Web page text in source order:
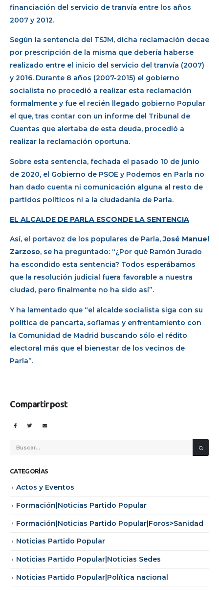
financiación del servicio de tranvía entre los años
2007 y 2012.
Según la sentencia del TSJM, dicha reclamación decae
por prescripción de la misma que debería haberse
realizado entre el inicio del servicio del tranvía (2007)
y 2016. Durante 8 años (2007-2015) el gobierno
socialista no procedió a realizar esta reclamación
formalmente y fue el recién llegado gobierno Popular
el que, tras contar con un informe del Tribunal de
Cuentas que alertaba de esta deuda, procedió a
realizar la reclamación oportuna.
Sobre esta sentencia, fechada el pasado 10 de junio
de 2020, el Gobierno de PSOE y Podemos en Parla no
han dado cuenta ni comunicación alguna al resto de
partidos políticos ni a la ciudadanía de Parla.
EL ALCALDE DE PARLA ESCONDE LA SENTENCIA
Así, el portavoz de los populares de Parla,José Manuel
Zarzoso, se ha preguntado: “¿Por qué Ramón Jurado
ha escondido esta sentencia? Todos esperábamos
que la resolución judicial fuera favorable a nuestra
ciudad, pero finalmente no ha sido así”.
Y ha lamentado que “el alcalde socialista siga con su
política de pancarta, soflamas y enfrentamiento con
la Comunidad de Madrid buscando sólo el rédito
electoral más que el bienestar de los vecinos de
Parla”.
Compartir post
CATEGORÍAS
Actos y Eventos
Formación|Noticias Partido Popular
Formación|Noticias Partido Popular|Foros>Sanidad
Noticias Partido Popular
Noticias Partido Popular|Noticias Sedes
Noticias Partido Popular|Política nacional